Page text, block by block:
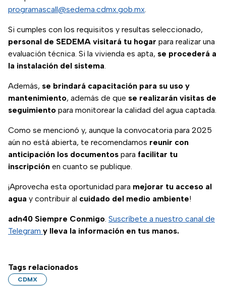
programascall@sedema.cdmx.gob.mx.
Si cumples con los requisitos y resultas seleccionado,
personal de SEDEMA visitará tu hogar para realizar una
evaluación técnica. Si la vivienda es apta, se procederá a
la instalación del sistema.
Además, se brindará capacitación para su uso y
mantenimiento, además de que se realizarán visitas de
seguimiento para monitorear la calidad del agua captada.
Como se mencionó y, aunque la convocatoria para 2025
aún no está abierta, te recomendamos reunir con
anticipación los documentos para facilitar tu
inscripción en cuanto se publique.
¡Aprovecha esta oportunidad para mejorar tu acceso al
agua y contribuir al cuidado del medio ambiente!
adn40 Siempre Conmigo. Suscríbete a nuestro canal de
Telegram y lleva la información en tus manos.
Tags relacionados
CDMX